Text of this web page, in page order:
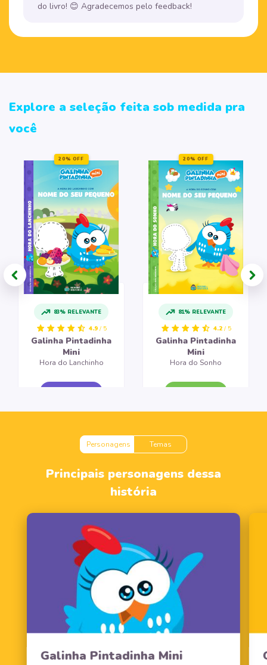
do livro! 😊 Agradecemos pelo feedback!
Explore a seleção feita sob medida pra
você
83% RELEVANTE
4.9 / 5
Galinha Pintadinha
Mini
Hora do Lanchinho
20% OFF
81% RELEVANTE
4.2 / 5
Galinha Pintadinha
Mini
Hora do Sonho
20% OFF
Personagens Temas
Principais personagens dessa
história
Galinha Pintadinha Mini